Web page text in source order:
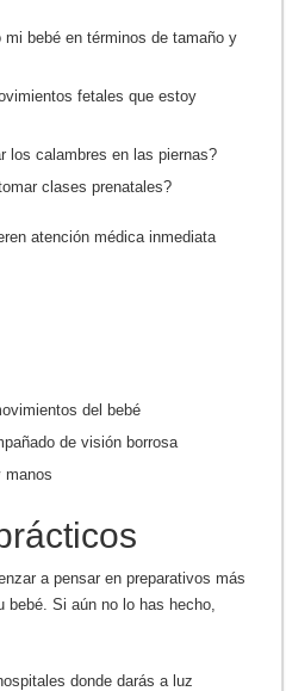
bebé en términos de tamaño y
fetales que estoy
los calambres en las piernas?
clases prenatales?
atención médica inmediata
del bebé
de visión borrosa
manos
a pensar en preparativos más
Si aún no lo has hecho,
donde darás a luz